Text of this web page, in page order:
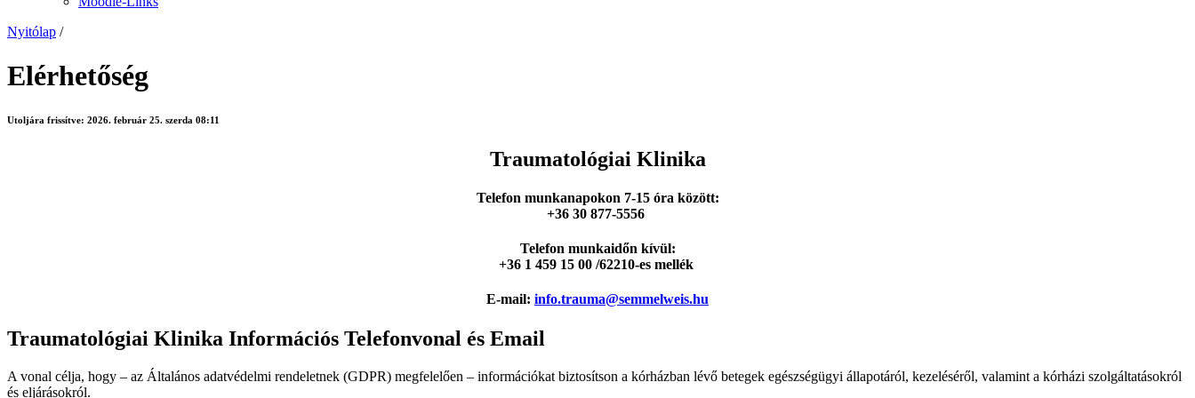
Nyitólap /
Elérhetőség
Utoljára frissítve: 2026. február 25. szerda 08:11
Traumatológiai Klinika
Telefon munkanapokon 7-15 óra között:
+36 30 877-5556
Telefon munkaidőn kívül:
+36 1 459 15 00 /62210-es mellék
E-mail: info.trauma@semmelweis.hu
Traumatológiai Klinika Információs Telefonvonal és Email
A vonal célja, hogy – az Általános adatvédelmi rendeletnek (GDPR) megfelelően – információkat biztosítson a kórházban lévő betegek egészségügyi állapotáról, kezeléséről, valamint a kórházi szolgáltatásokról
és eljárásokról.